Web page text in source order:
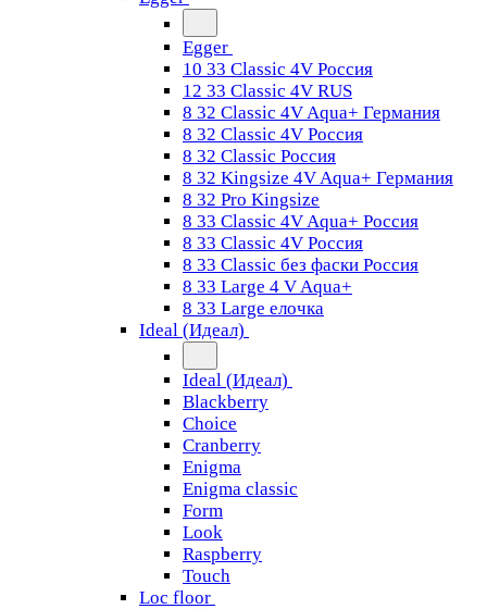
Egger
10 33 Classic 4V Россия
12 33 Classic 4V RUS
8 32 Classic 4V Aqua+ Германия
8 32 Classic 4V Россия
8 32 Classic Россия
8 32 Kingsize 4V Aqua+ Германия
8 32 Pro Kingsize
8 33 Classic 4V Aqua+ Россия
8 33 Classic 4V Россия
8 33 Classic без фаски Россия
8 33 Large 4 V Aqua+
8 33 Large елочка
Ideal (Идеал)
Ideal (Идеал)
Blackberry
Choice
Cranberry
Enigma
Enigma classic
Form
Look
Raspberry
Touch
Loc floor